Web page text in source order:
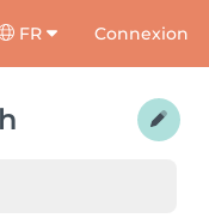
FR Connexion